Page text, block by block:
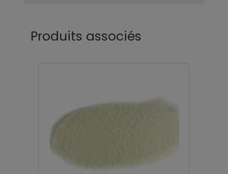
Produits associés